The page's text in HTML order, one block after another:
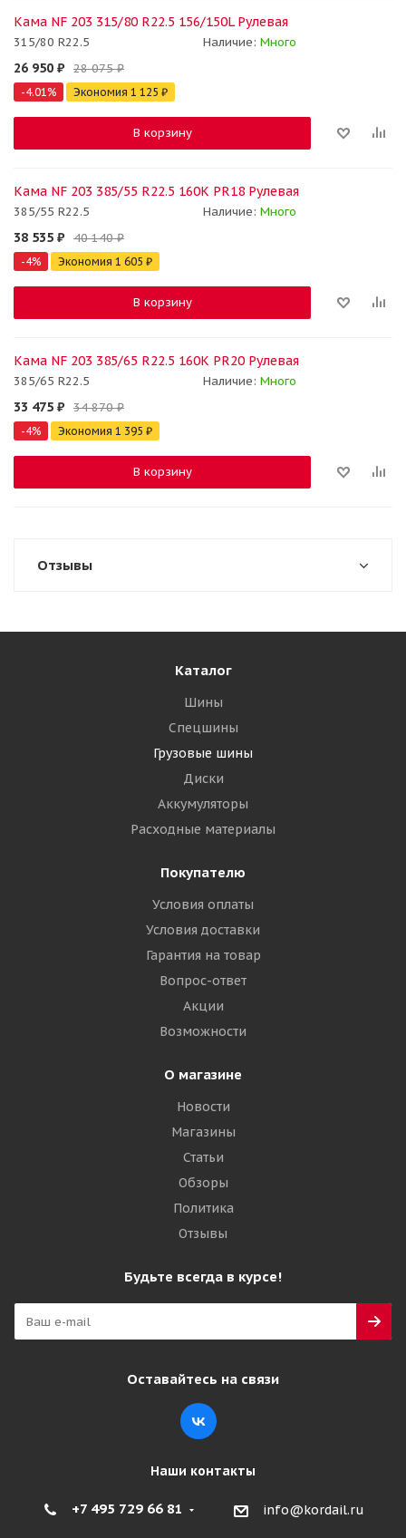
Кама NF 203 315/80 R22.5 156/150L Рулевая
315/80 R22.5 Наличие: Много
26 950 ₽ 28 075₽
-4.01% Экономия 1 125 ₽
В корзину
Кама NF 203 385/55 R22.5 160K PR18 Рулевая
385/55 R22.5 Наличие: Много
38 535 ₽ 40 140₽
-4% Экономия 1 605 ₽
В корзину
Кама NF 203 385/65 R22.5 160K PR20 Рулевая
385/65 R22.5 Наличие: Много
33 475 ₽ 34 870₽
-4% Экономия 1 395 ₽
В корзину
Отзывы
Каталог
Шины
Спецшины
Грузовые шины
Диски
Аккумуляторы
Расходные материалы
Покупателю
Условия оплаты
Условия доставки
Гарантия на товар
Вопрос-ответ
Акции
Возможности
О магазине
Новости
Магазины
Статьи
Обзоры
Политика
Отзывы
Будьте всегда в курсе!
Оставайтесь на связи
Наши контакты
+7 495 729 66 81 info@kordail.ru